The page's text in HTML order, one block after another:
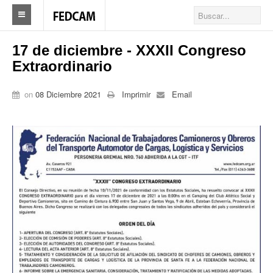
Home
Federacion
Federación
Nuestros Sindicatos
Delegaciones en el país
Actualidad Sindicatos
Camioneros solidarios
Publicaciones
Revista Los Camioneros
17 de diciembre - XXXII Congreso
Extraordinario
on 08 Diciembre 2021 Imprimir Email